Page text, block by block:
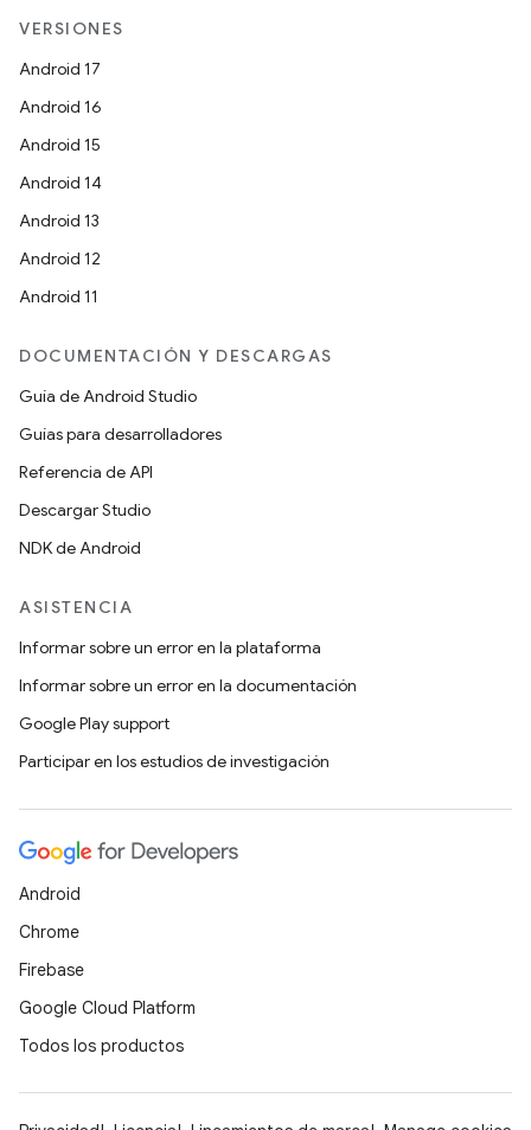
VERSIONES
Android 17
Android 16
Android 15
Android 14
Android 13
Android 12
Android 11
DOCUMENTACIÓN Y DESCARGAS
Guía de Android Studio
Guías para desarrolladores
Referencia de API
Descargar Studio
NDK de Android
ASISTENCIA
Informar sobre un error en la plataforma
Informar sobre un error en la documentación
Google Play support
Participar en los estudios de investigación
Android
Chrome
Firebase
Google Cloud Platform
Todos los productos